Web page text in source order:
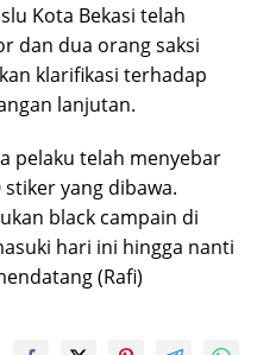
Kota Bekasi telah
dan dua orang saksi
klarifikasi terhadap
lanjutan.
pelaku telah menyebar
yang dibawa.
black campain di
hari ini hingga nanti
(Rafi)